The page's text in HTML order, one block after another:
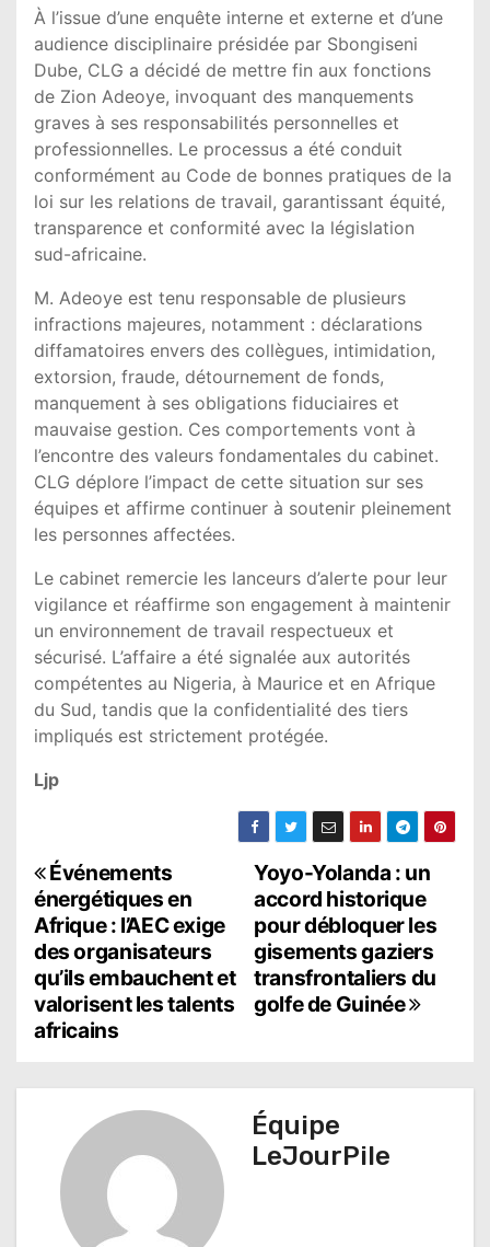
À l’issue d’une enquête interne et externe et d’une
audience disciplinaire présidée par Sbongiseni
Dube, CLG a décidé de mettre fin aux fonctions
de Zion Adeoye, invoquant des manquements
graves à ses responsabilités personnelles et
professionnelles. Le processus a été conduit
conformément au Code de bonnes pratiques de la
loi sur les relations de travail, garantissant équité,
transparence et conformité avec la législation
sud-africaine.
M. Adeoye est tenu responsable de plusieurs
infractions majeures, notamment : déclarations
diffamatoires envers des collègues, intimidation,
extorsion, fraude, détournement de fonds,
manquement à ses obligations fiduciaires et
mauvaise gestion. Ces comportements vont à
l’encontre des valeurs fondamentales du cabinet.
CLG déplore l’impact de cette situation sur ses
équipes et affirme continuer à soutenir pleinement
les personnes affectées.
Le cabinet remercie les lanceurs d’alerte pour leur
vigilance et réaffirme son engagement à maintenir
un environnement de travail respectueux et
sécurisé. L’affaire a été signalée aux autorités
compétentes au Nigeria, à Maurice et en Afrique
du Sud, tandis que la confidentialité des tiers
impliqués est strictement protégée.
Ljp
N
a
v
i
g
a
Yoyo-Yolanda : un
accord historique
pour débloquer les
gisements gaziers
transfrontaliers du
golfe de Guinée
Événements
énergétiques en
Afrique : l’AEC exige
des organisateurs
qu’ils embauchent et
valorisent les talents
africains
Équipe
LeJourPile